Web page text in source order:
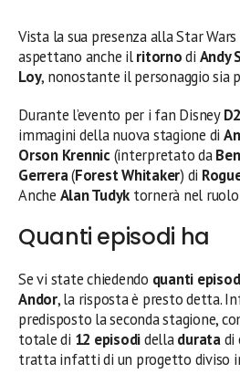
Vista la sua presenza alla Star
aspettano anche ilritornodi Andy
Loy, nonostante il personaggio sia
Durante l’evento per i fan Disney
immagini della nuova stagione di
Orson Krennic (interpretato da
Gerrera(Forest Whitaker) di
Anche Alan Tudyk tornerà nel
Quanti episodi ha
Se vi state chiedendo quanti
Andor, la risposta è presto detta.
predisposto la seconda stagione,
totale di 12 episodidelladuratadi
tratta infatti di un progetto diviso